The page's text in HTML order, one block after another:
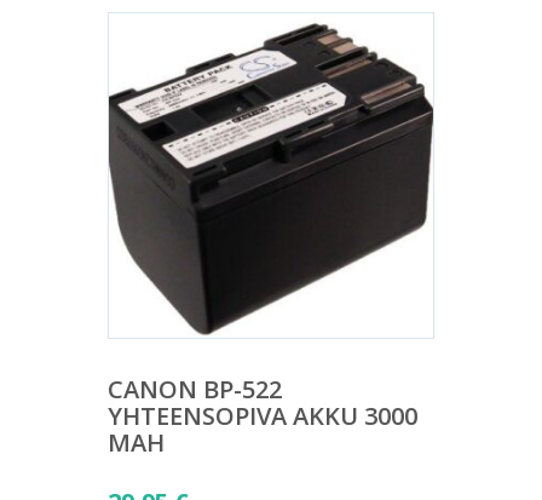
CANON BP-522
YHTEENSOPIVA AKKU 3000
MAH